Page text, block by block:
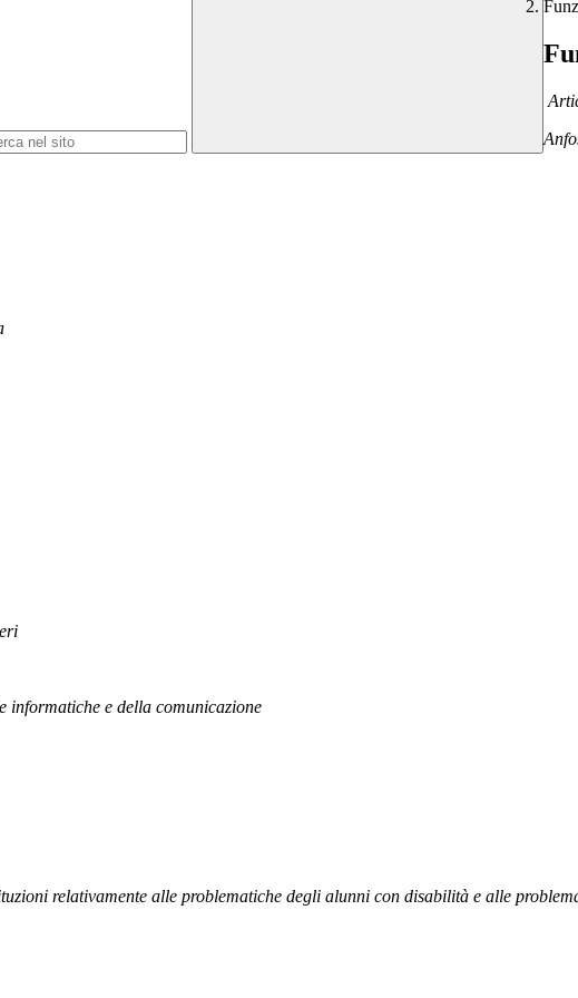
informatiche e della comunicazione
relativamente alle problematiche degli alunni con disabilità e alle